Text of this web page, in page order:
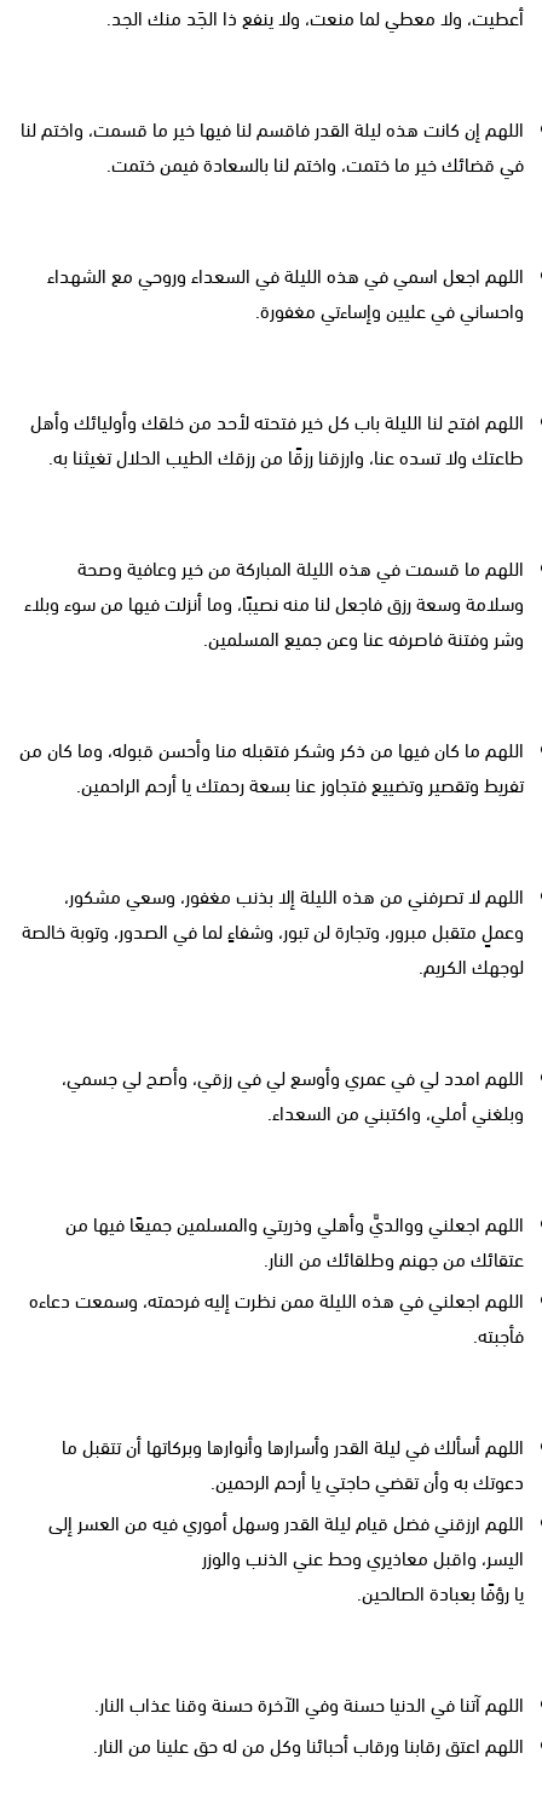
أعطيت، ولا معطي لما منعت، ولا ينفع ذا الجَد منك الجد.
اللهم إن كانت هذه ليلة القدر فاقسم لنا فيها خير ما قسمت، واختم لنا
في قضائك خير ما ختمت، واختم لنا بالسعادة فيمن ختمت.
اللهم اجعل اسمي في هذه الليلة في السعداء وروحي مع الشهداء
واحساني في عليين وإساءتي مغفورة.
اللهم افتح لنا الليلة باب كل خير فتحته لأحد من خلقك وأوليائك وأهل
طاعتك ولا تسده عنا، وارزقنا رزقًا من رزقك الطيب الحلال تغيثنا به.
اللهم ما قسمت في هذه الليلة المباركة من خير وعافية وصحة
وسلامة وسعة رزق فاجعل لنا منه نصيبًا، وما أنزلت فيها من سوء وبلاء
وشر وفتنة فاصرفه عنا وعن جميع المسلمين.
اللهم ما كان فيها من ذكر وشكر فتقبله منا وأحسن قبوله، وما كان من
تفريط وتقصير وتضييع فتجاوز عنا بسعة رحمتك يا أرحم الراحمين.
اللهم لا تصرفني من هذه الليلة إلا بذنب مغفور، وسعي مشكور،
وعملٍ متقبل مبرور، وتجارة لن تبور، وشفاءٍ لما في الصدور، وتوبة خالصة
لوجهك الكريم.
اللهم امدد لي في عمري وأوسع لي في رزقي، وأصح لي جسمي،
وبلغني أملي، واكتبني من السعداء.
اللهم اجعلني ووالديَّ وأهلي وذريتي والمسلمين جميعًا فيها من
عتقائك من جهنم وطلقائك من النار.
اللهم اجعلني في هذه الليلة ممن نظرت إليه فرحمته، وسمعت دعاءه
فأجبته.
اللهم أسألك في ليلة القدر وأسرارها وأنوارها وبركاتها أن تتقبل ما
دعوتك به وأن تقضي حاجتي يا أرحم الرحمين.
اللهم ارزقني فضل قيام ليلة القدر وسهل أموري فيه من العسر إلى
اليسر، واقبل معاذيري وحط عني الذنب والوزر
يا رؤفًا بعبادة الصالحين.
اللهم آتنا في الدنيا حسنة وفي الآخرة حسنة وقنا عذاب النار.
اللهم اعتق رقابنا ورقاب أحبائنا وكل من له حق علينا من النار.